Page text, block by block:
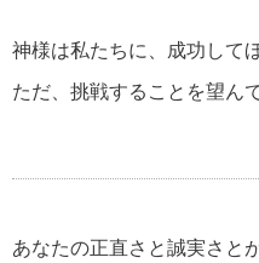
神様は私たちに、成功して
ただ、挑戦することを望ん
あなたの正直さと誠実さと